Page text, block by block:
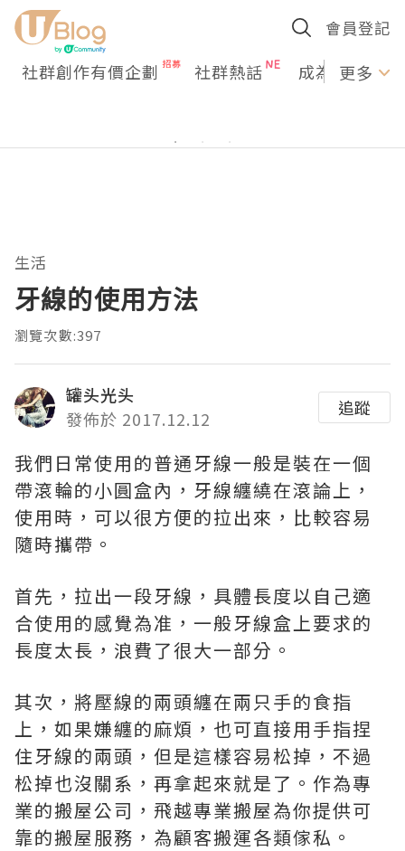
會員登記
社群創作有價企劃 社群熱話 成為U更多
生活
牙線的使用方法
瀏覽次數:397
罐头光头
發佈於 2017.12.12
追蹤
我們日常使用的普通牙線一般是裝在一個
帶滾輪的小圓盒內，牙線纏繞在滾論上，
使用時，可以很方便的拉出來，比較容易
隨時攜帶。
首先，拉出一段牙線，具體長度以自己適
合使用的感覺為准，一般牙線盒上要求的
長度太長，浪費了很大一部分。
其次，將壓線的兩頭纏在兩只手的食指
上，如果嫌纏的麻煩，也可直接用手指捏
住牙線的兩頭，但是這樣容易松掉，不過
松掉也沒關系，再拿起來就是了。作為專
業的搬屋公司，飛越專業搬屋為你提供可
靠的搬屋服務，為顧客搬運各類傢私。